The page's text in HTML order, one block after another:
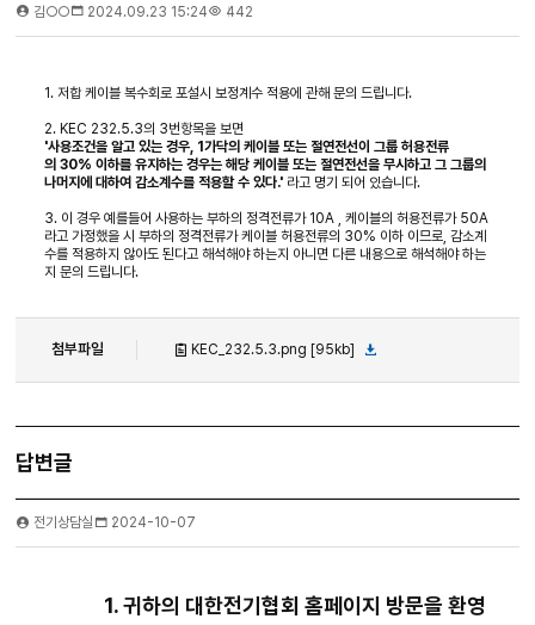
김○○ 2024.09.23 15:24 442
1. 저합 케이블 복수회로 포설시 보정계수 적용에 관해 문의 드립니다.
2. KEC 232.5.3의 3번항목을 보면
'사용조건을 알고 있는 경우, 1가닥의 케이블 또는 절연전선이 그룹 허용전류
의30% 이하를 유지하는 경우는 해당 케이블 또는 절연전선을 무시하고 그 그룹의
나머지에 대하여 감소계수를 적용할 수 있다.' 라고 명기 되어 있습니다.
3. 이 경우 예를들어 사용하는 부하의 정격전류가 10A , 케이블의 허용전류가 50A
라고 가정했을 시 부하의 정격전류가 케이블 허용전류의 30% 이하 이므로, 감소계
수를 적용하지 않아도 된다고 해석해야 하는지 아니면 다른 내용으로 해석해야 하는
지 문의 드립니다.
첨부파일 KEC_232.5.3.png [95kb]
답변글
전기상담실 2024-10-07
1.귀하의 대한전기협회 홈페이지 방문을 환영